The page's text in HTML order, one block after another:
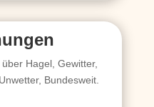
Hagel, Gewitter,
Bundesweit.